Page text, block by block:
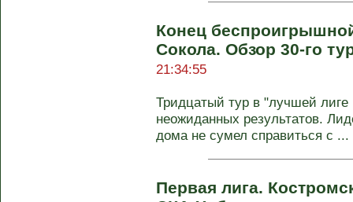
Конец
Сокола. Обзор 30-го
21:34:55
Тридцатый тур в "лучшей лиге
неожиданных результатов.
дома не сумел справиться с ...
Первая лига.